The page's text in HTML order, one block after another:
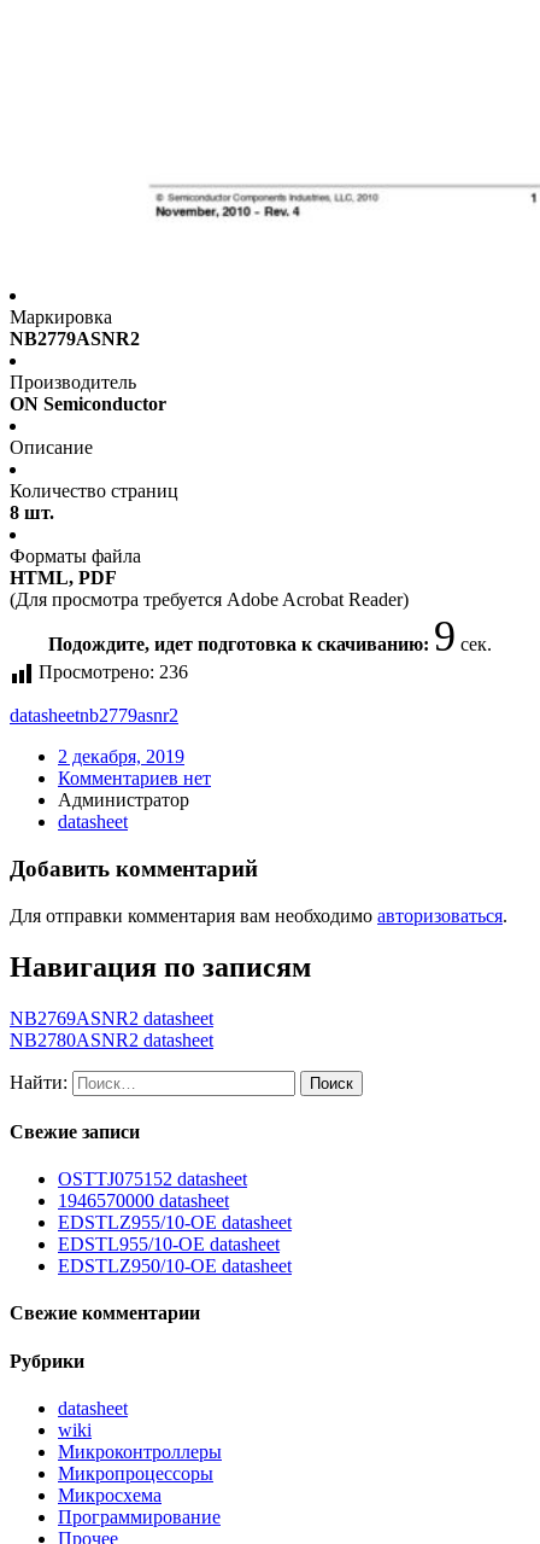
Маркировка
NB2779ASNR2
Производитель
ON Semiconductor
Описание
Количество страниц
8 шт.
Форматы файла
HTML, PDF
(Для просмотра требуется Adobe Acrobat Reader)
Подождите, идет подготовка к скачиванию: 8 сек.
Просмотрено: 236
datasheetnb2779asnr2
2 декабря, 2019
Комментариев нет
Администратор
datasheet
Добавить комментарий
Для отправки комментария вам необходимо авторизоваться.
Навигация по записям
NB2769ASNR2 datasheet
NB2780ASNR2 datasheet
Найти:
Свежие записи
OSTTJ075152 datasheet
1946570000 datasheet
EDSTLZ955/10-OE datasheet
EDSTL955/10-OE datasheet
EDSTLZ950/10-OE datasheet
Свежие комментарии
Рубрики
datasheet
wiki
Микроконтроллеры
Микропроцессоры
Микросхема
Программирование
Прочее